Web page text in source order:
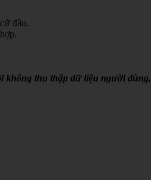
đâu.
không thu thập dữ liệu người dùng,